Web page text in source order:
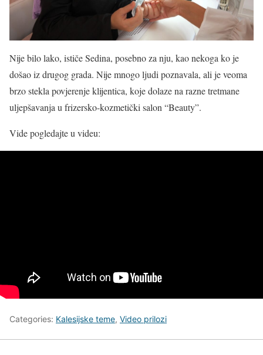
Nije bilo lako, ističe Sedina, posebno za nju, kao nekoga ko je
došao iz drugog grada. Nije mnogo ljudi poznavala, ali je veoma
brzo stekla povjerenje klijentica, koje dolaze na razne tretmane
uljepšavanja u frizersko-kozmetički salon “Beauty”.
Vide pogledajte u videu:
Categories: Kalesijske teme, Video prilozi